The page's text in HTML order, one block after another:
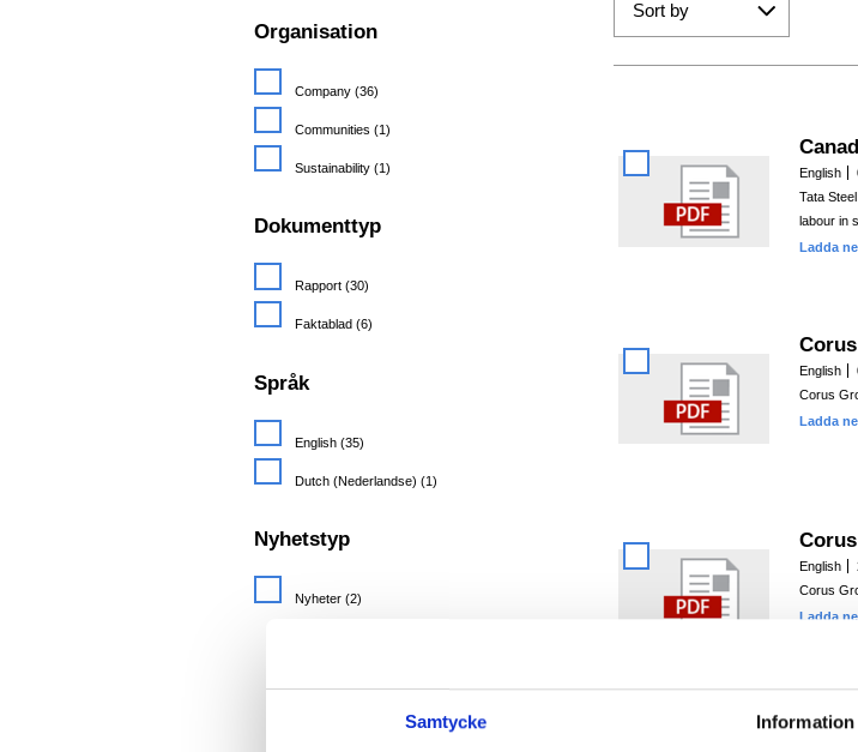
Samtycke Information
Organisation
Company (36)
Communities (1)
Sustainability (1)
Dokumenttyp
Rapport (30)
Faktablad (6)
Språk
English (35)
Dutch (Nederlandse) (1)
Nyhetstyp
Nyheter (2)
Sort by
English
Tata
labour in
Ladda
English
Corus
Ladda
English
Corus
Ladda